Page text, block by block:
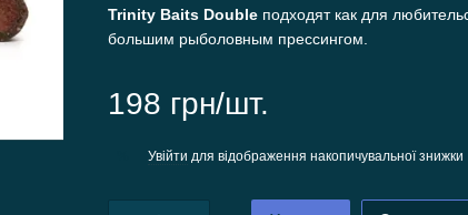
Trinity Baits Doubleподходят как для
большим рыболовным прессингом.
198 грн/шт.
Увійти для відображення накопичувальної знижки